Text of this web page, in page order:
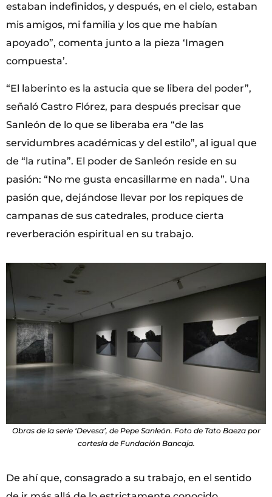
estaban indefinidos, y después, en el cielo, estaban
mis amigos, mi familia y los que me habían
apoyado”, comenta junto a la pieza ‘Imagen
compuesta’.
“El laberinto es la astucia que se libera del poder”,
señaló Castro Flórez, para después precisar que
Sanleón de lo que se liberaba era “de las
servidumbres académicas y del estilo”, al igual que
de “la rutina”. El poder de Sanleón reside en su
pasión: “No me gusta encasillarme en nada”. Una
pasión que, dejándose llevar por los repiques de
campanas de sus catedrales, produce cierta
reverberación espiritual en su trabajo.
Obras de la serie ‘Devesa’, de Pepe Sanleón. Foto de Tato Baeza por
cortesía de Fundación Bancaja.
De ahí que, consagrado a su trabajo, en el sentido